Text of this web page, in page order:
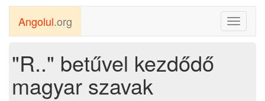
Toggle
Angolul.org
"R.." betűvel kezdődő
magyar szavak